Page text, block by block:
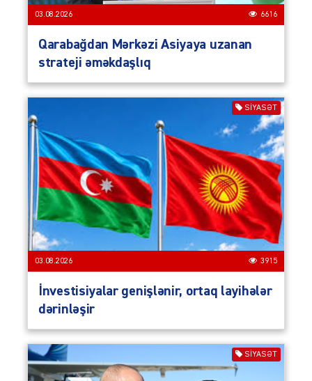
03.08.2026 6616
Qarabağdan Mərkəzi Asiyaya uzanan
strateji əməkdaşlıq
SIYASƏT
03.08.2026 3915
İnvestisiyalar genişlənir, ortaq layihələr
dərinləşir
SIYASƏT